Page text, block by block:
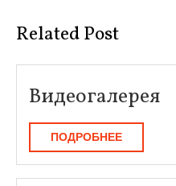
Related Post
Видеогалерея
ПОДРОБНЕЕ